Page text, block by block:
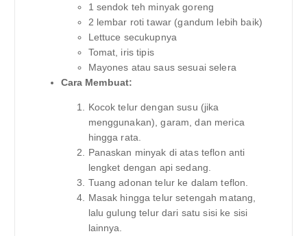
1 sendok teh minyak goreng
2 lembar roti tawar (gandum lebih baik)
Lettuce secukupnya
Tomat, iris tipis
Mayones atau saus sesuai selera
Cara Membuat:
Kocok telur dengan susu (jika
menggunakan), garam, dan merica
hingga rata.
Panaskan minyak di atas teflon anti
lengket dengan api sedang.
Tuang adonan telur ke dalam teflon.
Masak hingga telur setengah matang,
lalu gulung telur dari satu sisi ke sisi
lainnya.